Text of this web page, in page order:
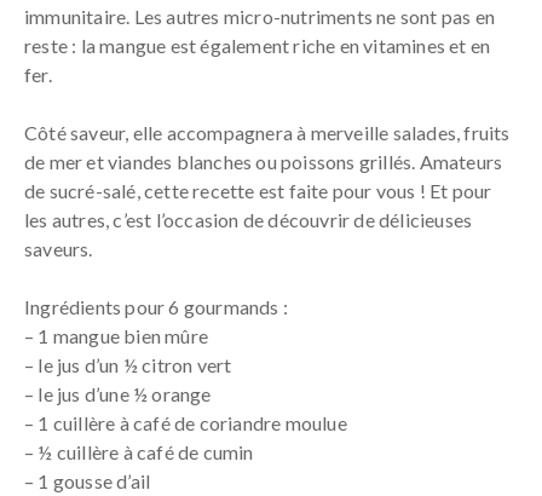
immunitaire. Les autres micro-nutriments ne sont pas en
reste : la mangue est également riche en vitamines et en
fer.
Côté saveur, elle accompagnera à merveille salades, fruits
de mer et viandes blanches ou poissons grillés. Amateurs
de sucré-salé, cette recette est faite pour vous ! Et pour
les autres, c’est l’occasion de découvrir de délicieuses
saveurs.
Ingrédients pour 6 gourmands :
– 1 mangue bien mûre
– le jus d’un ½ citron vert
– le jus d’une ½ orange
– 1 cuillère à café de coriandre moulue
– ½ cuillère à café de cumin
– 1 gousse d’ail